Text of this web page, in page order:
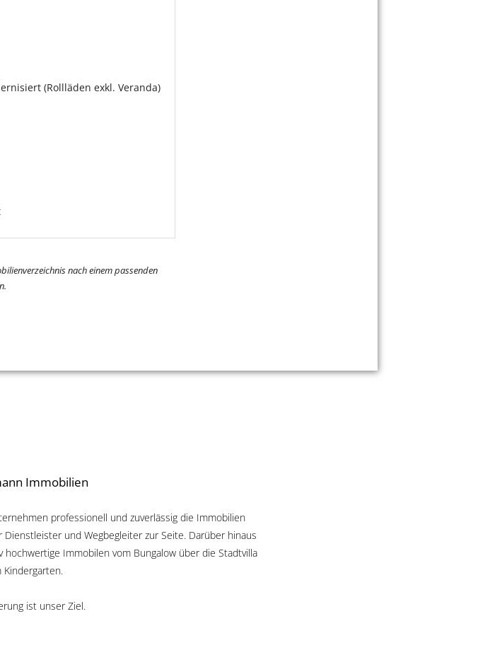
(Rollläden exkl. Veranda)
nach einem passenden
Immobilien
professionell und zuverlässig die Immobilien
und Wegbegleiter zur Seite. Darüber hinaus
Immobilen vom Bungalow über die Stadtvilla
Kindergarten.
ist unser Ziel.